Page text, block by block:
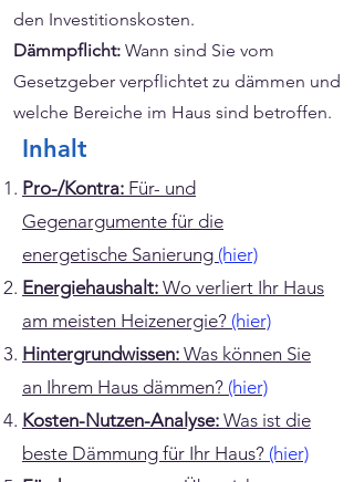
den Investitionskosten.
Dämmpflicht: Wann sind Sie vom
Gesetzgeber verpflichtet zu dämmen und
welche Bereiche im Haus sind betroffen.
Inhalt
Pro-/Kontra: Für- und
Gegenargumente für die
energetische Sanierung (hier)
Energiehaushalt: Wo verliert Ihr Haus
am meisten Heizenergie? (hier)
​Hintergrundwissen: Was können Sie
an Ihrem Haus dämmen? (hier)
Kosten-Nutzen-Analyse: Was ist die
beste Dämmung für Ihr Haus? (hier)